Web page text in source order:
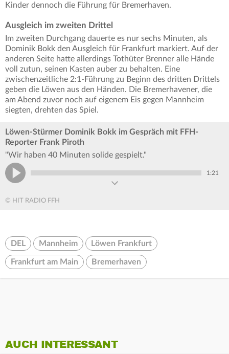
Kinder dennoch die Führung für Bremerhaven.
Ausgleich im zweiten Drittel
Im zweiten Durchgang dauerte es nur sechs Minuten, als
Dominik Bokk den Ausgleich für Frankfurt markiert. Auf der
anderen Seite hatte allerdings Tothüter Brenner alle Hände
voll zutun, seinen Kasten auber zu behalten. Eine
zwischenzeitliche 2:1-Führung zu Beginn des dritten Drittels
geben die Löwen aus den Händen. Die Bremerhavener, die
am Abend zuvor noch auf eigenem Eis gegen Mannheim
siegten, drehten das Spiel.
Löwen-Stürmer Dominik Bokk im Gespräch mit FFH-
Reporter Frank Piroth
"Wir haben 40 Minuten solide gespielt."
1:21
© HIT RADIO FFH
DEL Mannheim Löwen Frankfurt
Frankfurt am Main Bremerhaven
AUCH INTERESSANT